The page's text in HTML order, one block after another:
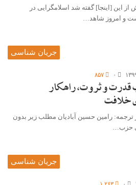
این [اینجا] گفته شد اسلامگرایی در
و امروز شاهد…
جریان شناسی
۰ ۸۵۷
و ثروت، راهکار
خلافت
رامین حسین آبادیان مطلب زیر بدون
حزب…
جریان شناسی